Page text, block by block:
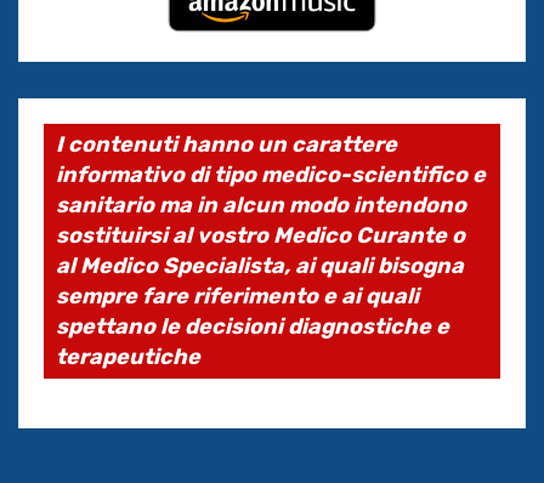
I contenuti hanno un carattere
informativo di tipo medico-scientifico e
sanitario ma in alcun modo intendono
sostituirsi al vostro Medico Curante o
al Medico Specialista, ai quali bisogna
sempre fare riferimento e ai quali
spettano le decisioni diagnostiche e
terapeutiche